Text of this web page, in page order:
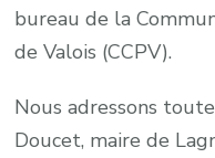
bureau de la
de Valois (CCPV).
Nous adressons
Doucet, maire de